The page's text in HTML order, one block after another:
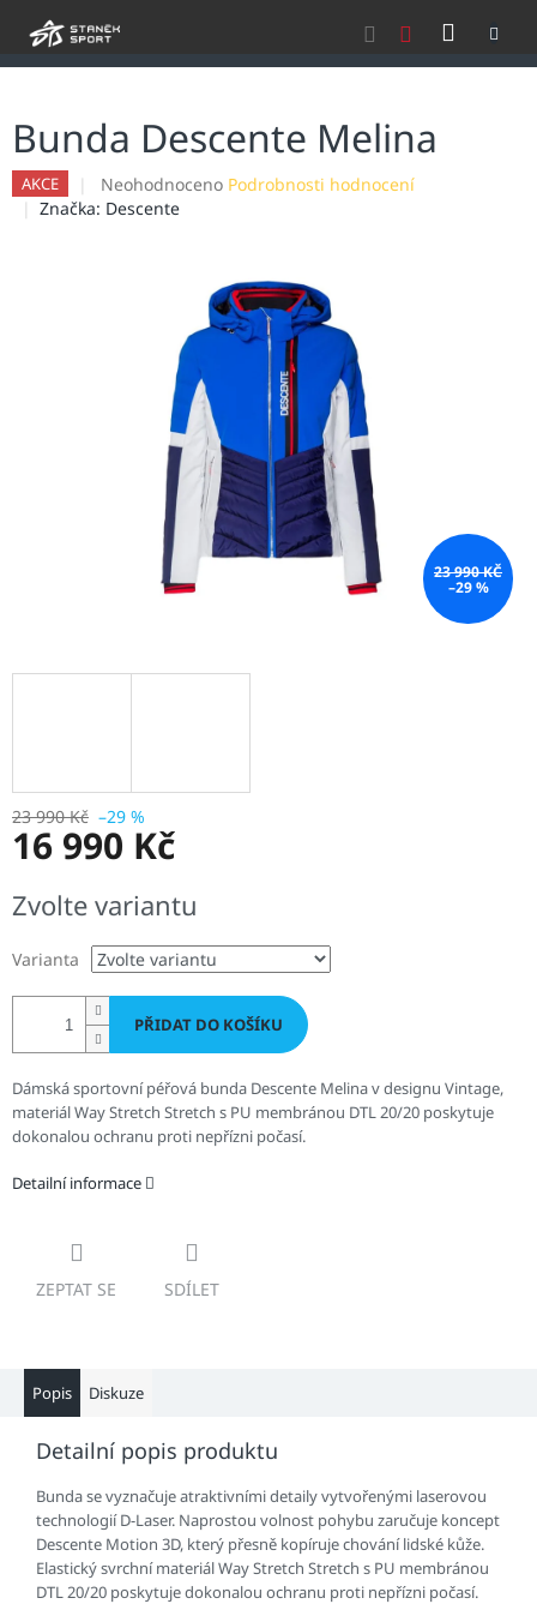
Bunda Descente Melina
AKCE
Průměrné
hodnocení
hvězdiček.
Neohodnoceno Podrobnosti hodnocení
Značka: Descente
23 990 KČ
–29 %
23 990 Kč –29 %
16 990 Kč
cena:
Zvolte variantu
Varianta
PŘIDAT DO KOŠÍKU
Dámská sportovní péřová bunda Descente Melina v designu Vintage,
materiál Way Stretch Stretch s PU membránou DTL 20/20 poskytuje
dokonalou ochranu proti nepřízni počasí.
Detailní informace
ZEPTAT SE SDÍLET
Popis Diskuze
Detailní popis produktu
Bunda se vyznačuje atraktivními detaily vytvořenými laserovou
technologií D-Laser. Naprostou volnost pohybu zaručuje koncept
Descente Motion 3D, který přesně kopíruje chování lidské kůže.
Elastický svrchní materiál Way Stretch Stretch s PU membránou
DTL 20/20 poskytuje dokonalou ochranu proti nepřízni počasí.